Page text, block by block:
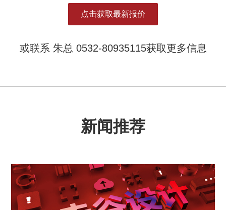
点击获取最新报价
或联系 朱总 0532-80935115获取更多信息
新闻推荐